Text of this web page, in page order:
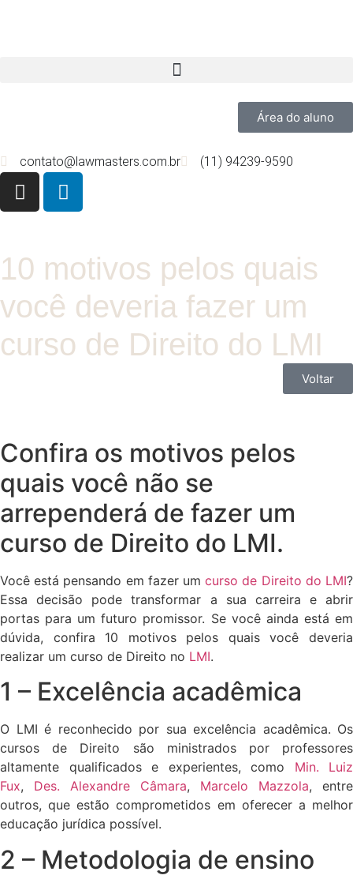
Área do aluno
contato@lawmasters.com.br (11) 94239-9590
10 motivos pelos quais
você deveria fazer um
curso de Direito do LMI
Voltar
Confira os motivos pelos
quais você não se
arrependerá de fazer um
curso de Direito do LMI.
Você está pensando em fazer umcurso de Direito do LMI?
Essa decisão pode transformar a sua carreira e abrir
portas para um futuro promissor. Se você ainda está em
dúvida, confira 10 motivos pelos quais você deveria
realizar um curso de Direito no LMI.
1 – Excelência acadêmica
O LMI é reconhecido por sua excelência acadêmica. Os
cursos de Direito são ministrados por professores
altamente qualificados e experientes, como Min. Luiz
Fux, Des. Alexandre Câmara, Marcelo Mazzola, entre
outros, que estão comprometidos em oferecer a melhor
educação jurídica possível.
2 – Metodologia de ensino